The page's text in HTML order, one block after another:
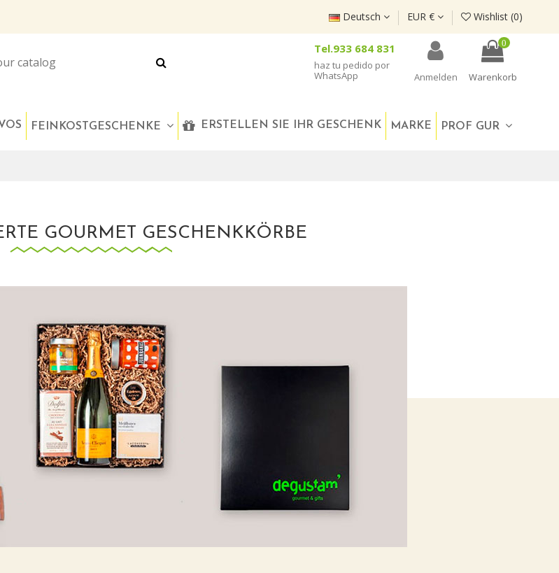
Deutsch EUR € Wishlist (0)
Tel.933 684 831
haz tu pedido por
WhatsApp
Anmelden
0
Warenkorb
FEINKOSTGESCHENKE ERSTELLEN SIE IHR GESCHENK MARKE PROF GUR
GOURMET GESCHENKKÖRBE